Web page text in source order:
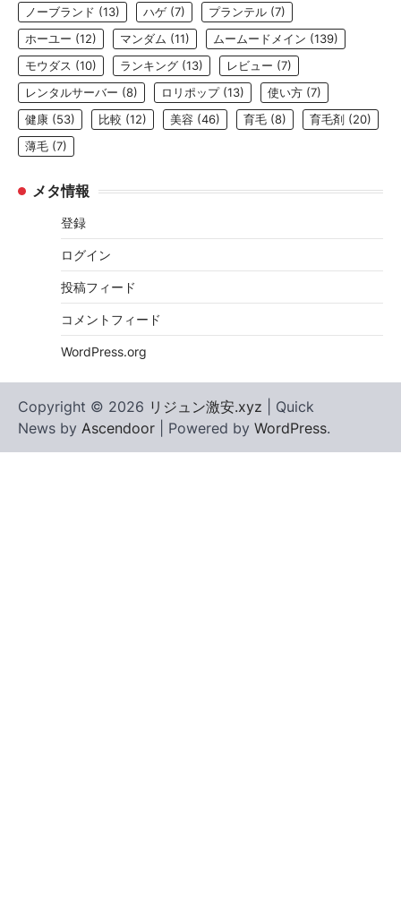
ノーブランド (13) ハゲ (7) プランテル (7)
ホーユー (12) マンダム (11) ムームードメイン (139)
モウダス (10) ランキング (13) レビュー (7)
レンタルサーバー (8) ロリポップ(13) 使い方 (7)
健康 (53) 比較 (12) 美容 (46) 育毛 (8) 育毛剤 (20)
薄毛 (7)
メタ情報
登録
ログイン
投稿フィード
コメントフィード
WordPress.org
Copyright © 2026 リジュン激安.xyz | Quick
News by Ascendoor | Powered by WordPress.